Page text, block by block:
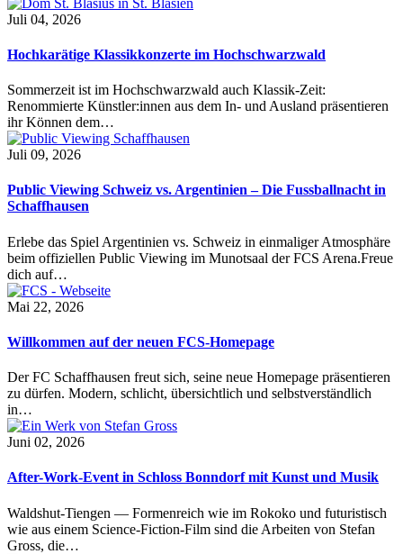
Juli 04, 2026
Hochkarätige Klassikkonzerte im Hochschwarzwald
Sommerzeit ist im Hochschwarzwald auch Klassik-Zeit:
Renommierte Künstler:innen aus dem In- und Ausland präsentieren
ihr Können dem…
Juli 09, 2026
Public Viewing Schweiz vs. Argentinien – Die Fussballnacht in
Schaffhausen
Erlebe das Spiel Argentinien vs. Schweiz in einmaliger Atmosphäre
beim offiziellen Public Viewing im Munotsaal der FCS Arena.Freue
dich auf…
Mai 22, 2026
Willkommen auf der neuen FCS-Homepage
Der FC Schaffhausen freut sich, seine neue Homepage präsentieren
zu dürfen. Modern, schlicht, übersichtlich und selbstverständlich
in…
Juni 02, 2026
After-Work-Event in Schloss Bonndorf mit Kunst und Musik
Waldshut-Tiengen — Formenreich wie im Rokoko und futuristisch
wie aus einem Science-Fiction-Film sind die Arbeiten von Stefan
Gross, die…